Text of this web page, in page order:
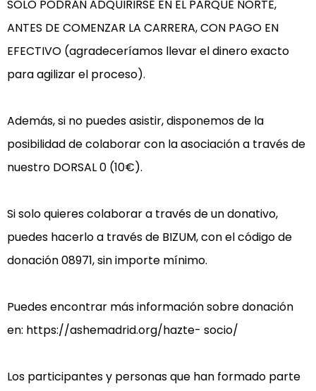
SOLO PODRÁN ADQUIRIRSE EN EL PARQUE NORTE,
ANTES DE COMENZAR LA CARRERA, CON PAGO EN
EFECTIVO (agradeceríamos llevar el dinero exacto
para agilizar el proceso).
Además, si no puedes asistir, disponemos de la
posibilidad de colaborar con la asociación a través de
nuestro DORSAL 0 (10€).
Si solo quieres colaborar a través de un donativo,
puedes hacerlo a través de BIZUM, con el código de
donación 08971, sin importe mínimo.
Puedes encontrar más información sobre donación
en: https://ashemadrid.org/hazte- socio/
Los participantes y personas que han formado parte